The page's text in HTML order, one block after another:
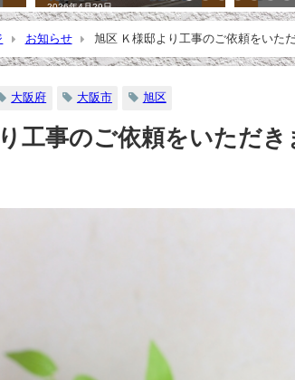
2026年4月29日
お知らせ 旭区 Ｋ様邸より工事のご依頼をいた
大阪府 大阪市 旭区
工事のご依頼をいただき